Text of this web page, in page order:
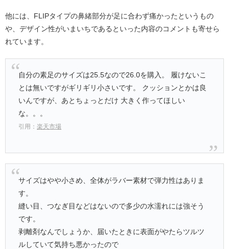
他には、FLIPタイプの鼻緒部分が足に合わず痛かったというもの
や、デザイン性がいまいちであるといった内容のコメントも寄せら
れています。
自分の素足のサイズは25.5なので26.0を購入。 履けないこ
とは無いですがギリギリ小さいです。 クッションとかは良
いんですが、あとちょっとだけ 大きく作ってほしい
な。。。
引用：楽天市場
サイズはやや小さめ、全体がラバー素材で弾力性はありま
す。
縫い目、つなぎ目などはないので多少の水濡れには強そう
です。
剥離剤なんでしょうか、届いたときに表面がやたらツルツ
ルしていて気持ち悪かったので